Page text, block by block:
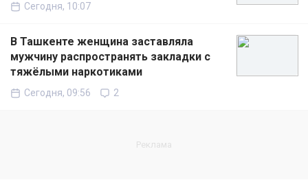
Сегодня, 10:07
В Ташкенте женщина заставляла
мужчину распространять закладки с
тяжёлыми наркотиками
Сегодня, 09:56 2